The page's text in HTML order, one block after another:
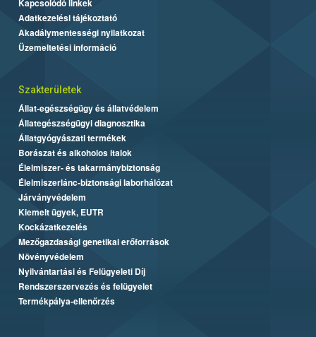
Kapcsolódó linkek
Adatkezelési tájékoztató
Akadálymentességi nyilatkozat
Üzemeltetési információ
Szakterületek
Állat-egészségügy és állatvédelem
Állategészségügyi diagnosztika
Állatgyógyászati termékek
Borászat és alkoholos italok
Élelmiszer- és takarmánybiztonság
Élelmiszerlánc-biztonsági laborhálózat
Járványvédelem
Kiemelt ügyek, EUTR
Kockázatkezelés
Mezőgazdasági genetikai erőforrások
Növényvédelem
Nyilvántartási és Felügyeleti Díj
Rendszerszervezés és felügyelet
Termékpálya-ellenőrzés